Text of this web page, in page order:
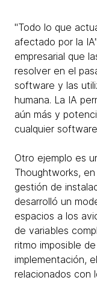
"Todo lo que
afectado por la
empresarial que
resolver en el
software y las
humana. La IA
aún más y
cualquier
Otro ejemplo es
Thoughtworks,
gestión de
desarrolló un
espacios a los
de variables
ritmo imposible
implementación,
relacionados con